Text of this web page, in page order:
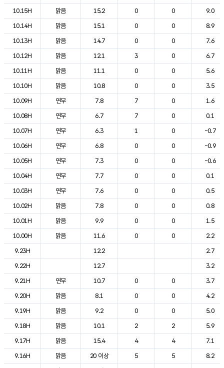
10.15H
맑음 15.2 0 0
9.0
10.14H
맑음 15.1 0 0
8.9
10.13H
맑음 14.7 0 0
7.6
10.12H
맑음 12.1 3 0
6.7
10.11H
맑음 11.1 0 0
5.6
10.10H
맑음 10.8 0 0
3.5
10.09H
연무 7.8 7 0
1.6
10.08H
연무 6.7 7 0
0.1
10.07H
연무 6.3 1 0
-0.7
10.06H
연무 6.8 0 0
-0.9
10.05H
연무 7.3 0 0
-0.6
10.04H
연무 7.7 0 0
0.1
10.03H
연무 7.6 0 0
0.5
10.02H
맑음 7.8 0 0
0.8
10.01H
맑음 9.9 0 0
1.5
10.00H
맑음 11.6 0 0
2.2
9.23H
12.2
2.7
9.22H
12.7
3.2
9.21H
연무 10.7 0 0
3.7
9.20H
맑음 8.1 0 0
4.2
9.19H
맑음 9.2 0 0
5.0
9.18H
맑음 10.1 2 2
5.9
9.17H
맑음 15.4 4 4
7.1
9.16H
맑음 20 이상 5 5
8.2